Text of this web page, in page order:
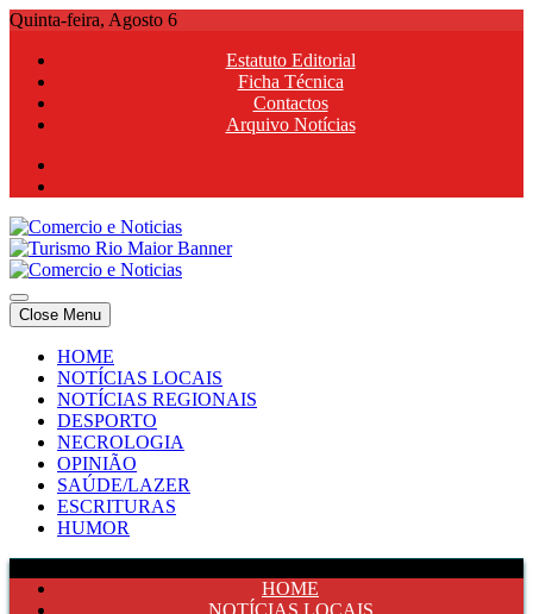
Skip
content
Quinta-feira, Agosto 6
Estatuto Editorial
Ficha Técnica
Contactos
Arquivo Notícias
Comercio e Noticias
Notícias e Publicidade Online
Comercio e Noticias
Notícias e Publicidade Online
Close Menu
HOME
NOTÍCIAS LOCAIS
NOTÍCIAS REGIONAIS
DESPORTO
NECROLOGIA
OPINIÃO
SAÚDE/LAZER
ESCRITURAS
HUMOR
HOME
NOTÍCIAS LOCAIS